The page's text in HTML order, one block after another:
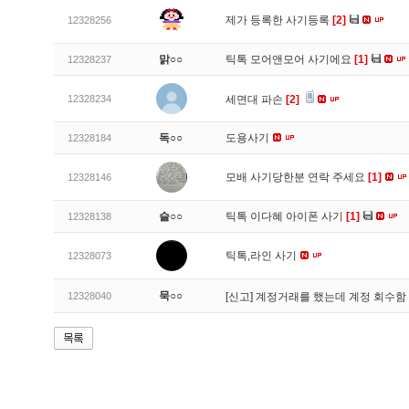
12328256 제가 등록한 사기등록 [2]
12328237 맑○○ 틱톡 모어앤모어 사기에요 [1]
12328234 세면대 파손 [2]
12328184 독○○ 도용사기
12328146 모배 사기당한분 연락 주세요 [1]
12328138 슬○○ 틱톡 이다혜 아이폰 사기 [1]
12328073 틱톡,라인 사기
12328040 묵○○ [신고] 계정거래를 했는데 계정 회수함